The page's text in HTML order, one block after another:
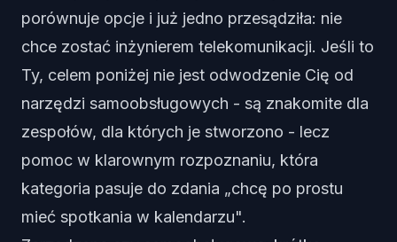
porównuje opcje i już jedno przesądziła: nie
chce zostać inżynierem telekomunikacji. Jeśli to
Ty, celem poniżej nie jest odwodzenie Cię od
narzędzi samoobsługowych - są znakomite dla
zespołów, dla których je stworzono - lecz
pomoc w klarownym rozpoznaniu, która
kategoria pasuje do zdania „chcę po prostu
mieć spotkania w kalendarzu".